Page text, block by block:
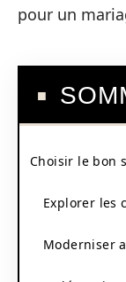
pour un
Choisir le bon
Explorer les
Moderniser